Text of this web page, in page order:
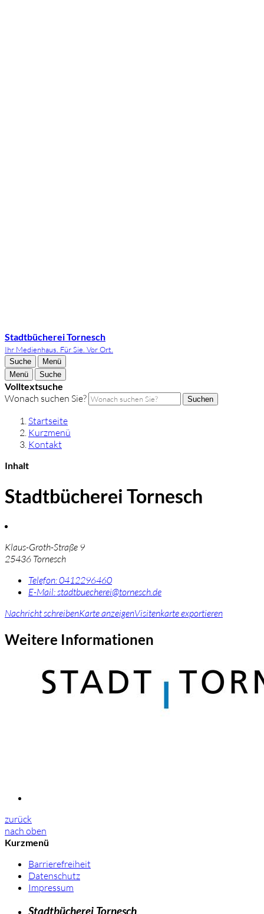
Stadtbücherei Tornesch
Ihr Medienhaus. Für Sie. Vor Ort.
Suche
Menü
Menü
Suche
Volltextsuche
Wonach suchen Sie? Suchen
Startseite
Kurzmenü
Kontakt
Inhalt
Stadtbücherei Tornesch
Klaus-Groth-Straße 9
25436 Tornesch
Telefon:0412296460
E-Mail:stadtbuecherei@tornesch.de
Nachricht schreibenKarte anzeigenVisitenkarte exportieren
Weitere Informationen
zurück
nach oben
Kurzmenü
Barrierefreiheit
Datenschutz
Impressum
Stadtbücherei Tornesch